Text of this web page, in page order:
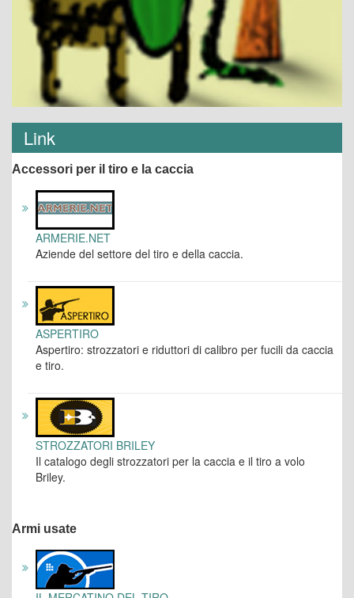
Link
Accessori per il tiro e la caccia
ARMERIE.NET
Aziende del settore del tiro e della caccia.
ASPERTIRO
Aspertiro: strozzatori e riduttori di calibro per fucili da caccia
e tiro.
STROZZATORI BRILEY
Il catalogo degli strozzatori per la caccia e il tiro a volo
Briley.
Armi usate